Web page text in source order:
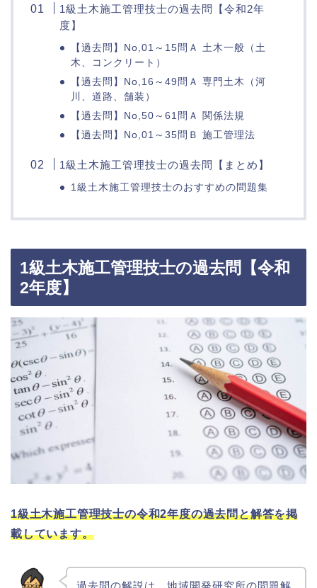
1級土木施工管理技士の過去問【令和2年
度】
【過去問】No,01～15問Ａ 土木一般（土
木、コンクリート）
【過去問】No,16～49問Ａ 専門土木（河
川、道路、舗装）
【過去問】No,50～61問Ａ 関係法規
【過去問】No,01～35問Ｂ 施工管理法
1級土木施工管理技士の過去問【まとめ】
1級土木施工管理技士のおすすめの問題集
1級土木施工管理技士の過去問【令和
2年度】
1級土木施工管理技士の令和2年度の過去問と解答を掲
載しています。
過去問の解説は、地域開発研究所の問題解